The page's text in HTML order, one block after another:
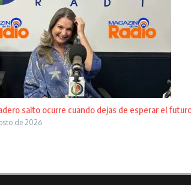
salto ocurre cuando dejas de esperar el
de 2026